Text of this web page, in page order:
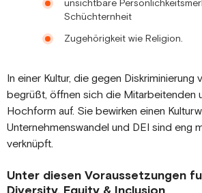
unsichtbare
Schüchternheit
Zugehörigkeit wie Religion.
In einer Kultur, die gegen
begrüßt, öffnen sich die Mitarbeitenden
Hochform auf. Sie bewirken einen
Unternehmenswandel und DEI sind eng
verknüpft.
Unter diesen Voraussetzungen